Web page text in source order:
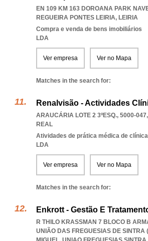
EN 109 KM 163 DOROANA PARK
REGUEIRA PONTES LEIRIA, LEIRIA
Compra e venda de bens imobiliários
LDA
Ver empresa Ver no Mapa
Matches in the search for:
Renalvisão - Actividades
ARAUCÁRIA LOTE 2 3ºESQ., 5000-047,
REAL
Atividades de prática médica de
LDA
Ver empresa Ver no Mapa
Matches in the search for:
Enkrott - Gestão E
R THILO KRASSMAN 7 BLOCO B
UNIÃO DAS FREGUESIAS DE SINTRA